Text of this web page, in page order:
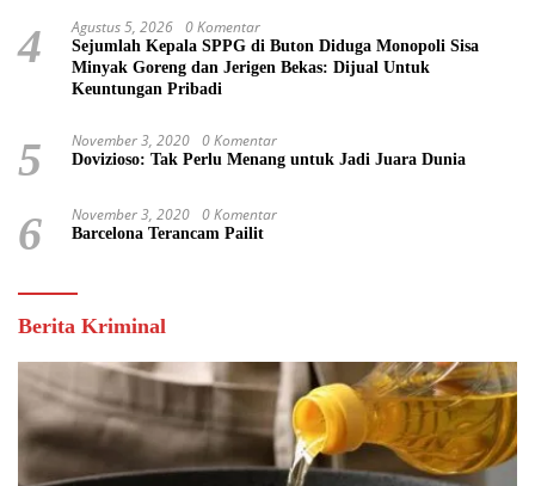
4 Agustus 5, 2026 0 Komentar
Sejumlah Kepala SPPG di Buton Diduga Monopoli Sisa
Minyak Goreng dan Jerigen Bekas: Dijual Untuk
Keuntungan Pribadi
5 November 3, 2020 0 Komentar
Dovizioso: Tak Perlu Menang untuk Jadi Juara Dunia
6 November 3, 2020 0 Komentar
Barcelona Terancam Pailit
Berita Kriminal